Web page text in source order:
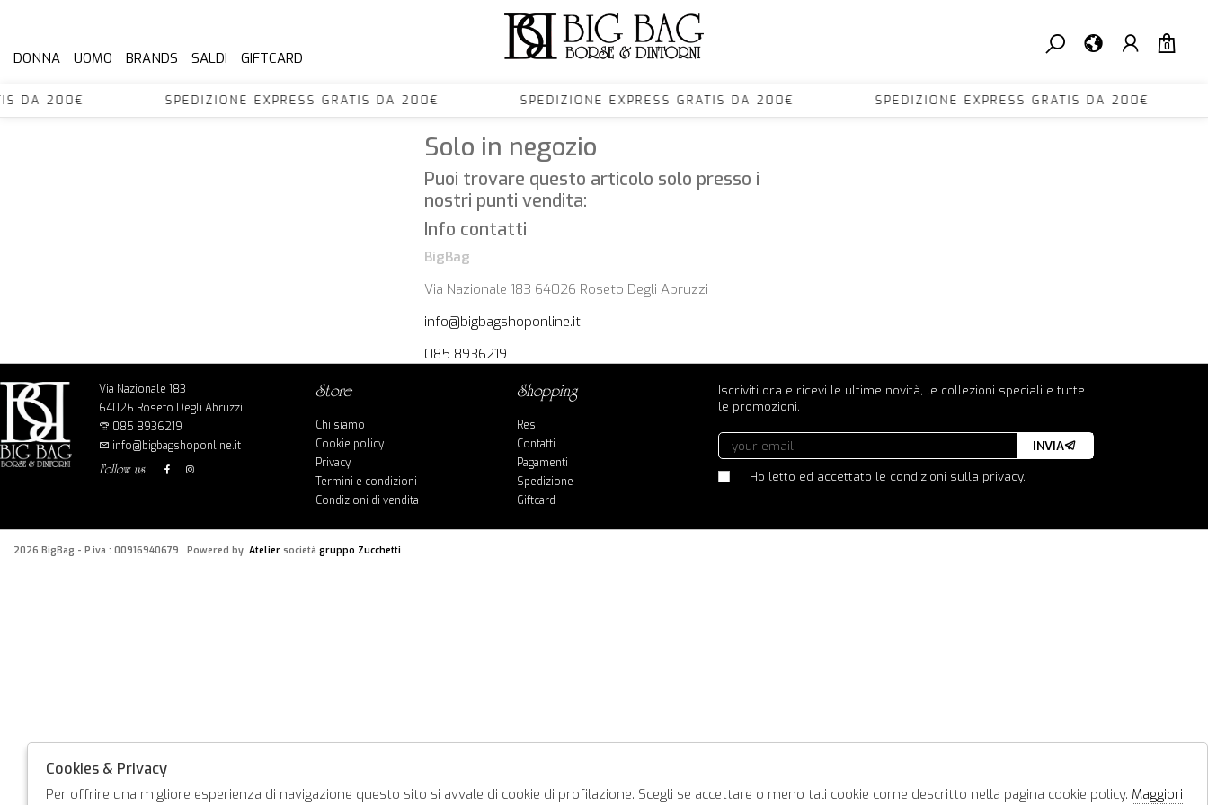
0
DONNA UOMO BRANDS SALDI GIFTCARD
GRATIS DA 200€ SPEDIZIONE EXPRESS GRATIS DA 200€ SPEDIZIONE EXPRESS GRATIS DA 200€ SPEDIZIONE EXPRESS GRATIS DA
Solo in negozio
Puoi trovare questo articolo solo presso i
nostri punti vendita:
Info contatti
BigBag
Via Nazionale 183 64026 Roseto Degli Abruzzi
info@bigbagshoponline.it
085 8936219
Via Nazionale 183
64026 Roseto Degli Abruzzi
085 8936219
info@bigbagshoponline.it
follow us
store
Chi siamo
Cookie policy
Privacy
Termini e condizioni
Condizioni di vendita
shopping
Resi
Contatti
Pagamenti
Spedizione
Giftcard
Iscriviti ora e ricevi le ultime novità, le collezioni speciali e tutte
le promozioni.
Ho letto ed accettato le condizioni sulla privacy.
INVIA
2026 BigBag - P.iva : 00916940679 Powered by Atelier società gruppo Zucchetti
Cookies & Privacy
Per offrire una migliore esperienza di navigazione questo sito si avvale di cookie di profilazione. Scegli se accettare o meno tali cookie come descritto nella pagina cookie policy. Maggiori